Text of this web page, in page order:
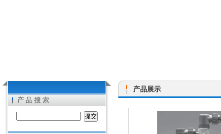
产品搜索
产品展示